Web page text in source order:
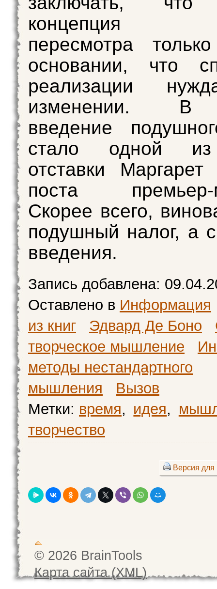
концепция
пересмотра
основании, что
реализации
изменении. В
введение
стало одной
отставки
поста премьер-
Скорее всего,
подушный налог, а
введения.
Запись добавлена:
Оставлено в Информация
из книг
Эдвард Де Боно
творческое мышление
методы нестандартного
мышления
Вызов
Метки: время, идея,
творчество
Версия для
© 2026 BrainTools
Карта сайта (XML)